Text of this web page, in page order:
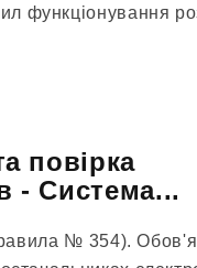
функціонування
повірка
- Система...
№ 354).